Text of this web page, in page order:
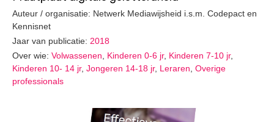
Auteur / organisatie: Netwerk Mediawijsheid i.s.m. Codepact en
Kennisnet
Jaar van publicatie: 2018
Over wie: Volwassenen Kinderen 0-6 jr, Kinderen 7-10 jr,
Kinderen 10- 14 jr, Jongeren 14-18 jr, Leraren Overige
professionals